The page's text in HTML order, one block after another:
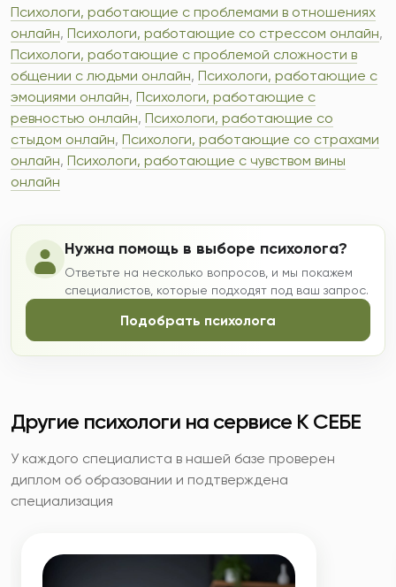
Психологи, работающие с проблемами в отношениях
онлайн, Психологи, работающие со стрессом онлайн,
Психологи, работающие с проблемой сложности в
общении с людьми онлайн, Психологи, работающие с
эмоциями онлайн, Психологи, работающие с
ревностью онлайн, Психологи, работающие со
стыдом онлайн, Психологи, работающие со страхами
онлайн, Психологи, работающие с чувством вины
онлайн
Нужна помощь в выборе психолога?
Ответьте на несколько вопросов, и мы покажем
специалистов, которые подходят под ваш запрос.
Подобрать психолога
Другие психологи на сервисе К СЕБЕ
У каждого специалиста в нашей базе проверен
диплом об образовании и подтверждена
специализация